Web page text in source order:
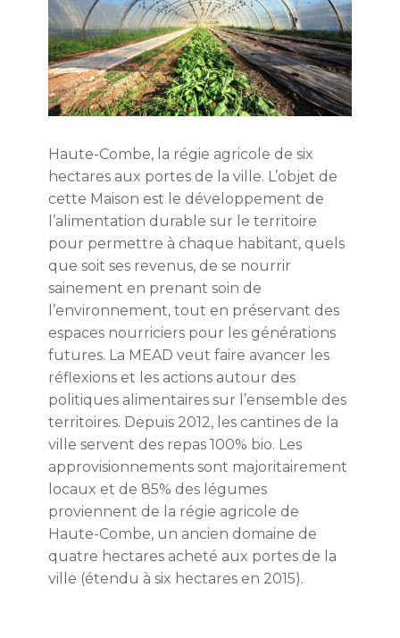
Haute-Combe, la régie agricole de six
hectares aux portes de la ville. L’objet de
cette Maison est le développement de
l’alimentation durable sur le territoire
pour permettre à chaque habitant, quels
que soit ses revenus, de se nourrir
sainement en prenant soin de
l’environnement, tout en préservant des
espaces nourriciers pour les générations
futures. La MEAD veut faire avancer les
réflexions et les actions autour des
politiques alimentaires sur l’ensemble des
territoires. Depuis 2012, les cantines de la
ville servent des repas 100% bio. Les
approvisionnements sont majoritairement
locaux et de 85% des légumes
proviennent de la régie agricole de
Haute-Combe, un ancien domaine de
quatre hectares acheté aux portes de la
ville (étendu à six hectares en 2015).